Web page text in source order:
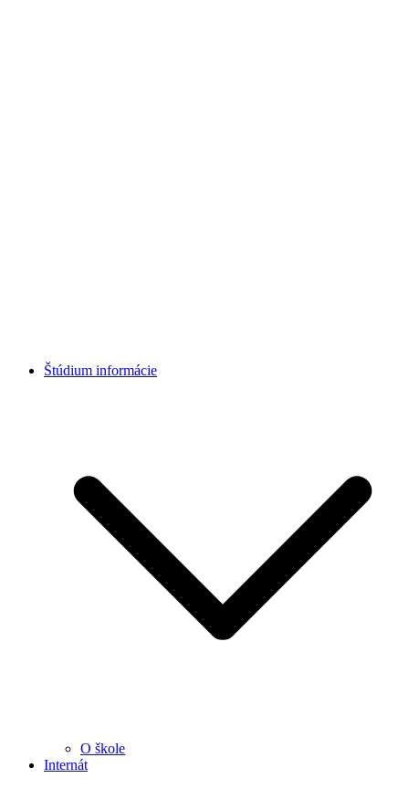
Štúdium informácie
O škole
Internát